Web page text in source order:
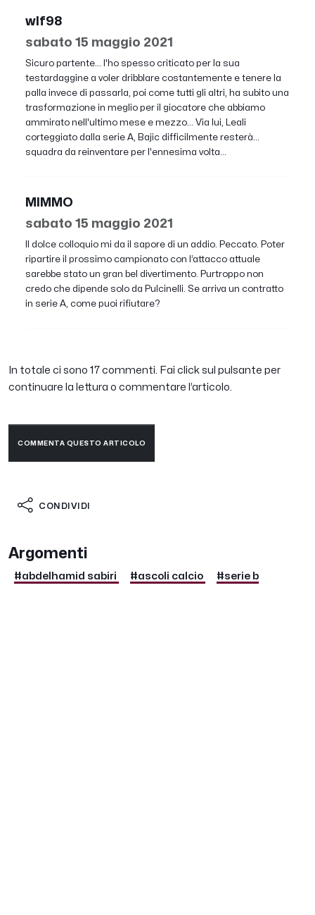
wlf98
sabato 15 maggio 2021
Sicuro partente... l'ho spesso criticato per la sua
testardaggine a voler dribblare costantemente e tenere la
palla invece di passarla, poi come tutti gli altri, ha subito una
trasformazione in meglio per il giocatore che abbiamo
ammirato nell'ultimo mese e mezzo... Via lui, Leali
corteggiato dalla serie A, Bajic difficilmente resterà...
squadra da reinventare per l'ennesima volta...
MIMMO
sabato 15 maggio 2021
Il dolce colloquio mi da il sapore di un addio. Peccato. Poter
ripartire il prossimo campionato con l’attacco attuale
sarebbe stato un gran bel divertimento. Purtroppo non
credo che dipende solo da Pulcinelli. Se arriva un contratto
in serie A, come puoi rifiutare?
In totale ci sono 17 commenti. Fai click sul pulsante per
continuare la lettura o commentare l’articolo.
COMMENTA QUESTO ARTICOLO
CONDIVIDI
Argomenti
#abdelhamid sabiri #ascoli calcio #serie b